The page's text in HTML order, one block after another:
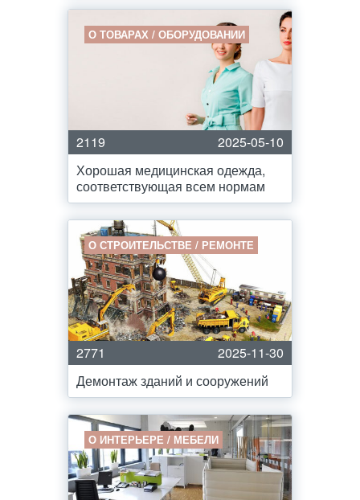
О ТОВАРАХ / ОБОРУДОВАНИИ
2119
2025-05-10
Хорошая медицинская одежда,
соответствующая всем нормам
О СТРОИТЕЛЬСТВЕ / РЕМОНТЕ
2771
2025-11-30
Демонтаж зданий и сооружений
О ИНТЕРЬЕРЕ / МЕБЕЛИ